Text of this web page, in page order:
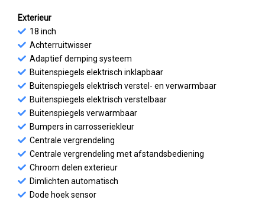
Exterieur
18 inch
Achterruitwisser
Adaptief demping systeem
Buitenspiegels elektrisch inklapbaar
Buitenspiegels elektrisch verstel- en verwarmbaar
Buitenspiegels elektrisch verstelbaar
Buitenspiegels verwarmbaar
Bumpers in carrosseriekleur
Centrale vergrendeling
Centrale vergrendeling met afstandsbediening
Chroom delen exterieur
Dimlichten automatisch
Dode hoek sensor